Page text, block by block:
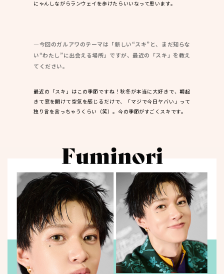
にゃんしながらランウェイを歩けたらいいなって思います。
―今回のガルアワのテーマは「新しい“スキ”と、まだ知らな
い“わたし”に出会える場所」ですが、最近の「スキ」を教え
てください。
最近の「スキ」はこの季節ですね！秋冬が本当に大好きで、朝起
きて窓を開けて空気を感じるだけで、「マジで今日ヤバい」って
独り言を言っちゃうくらい（笑）。今の季節がすごくスキです。